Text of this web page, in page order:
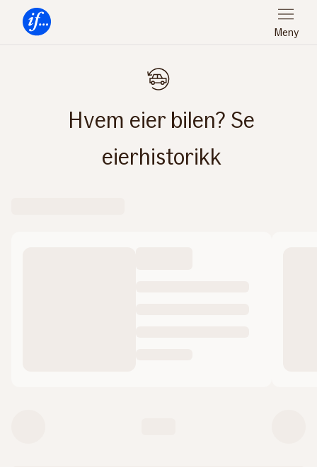
Meny
Hvem eier bilen? Se
eierhistorikk